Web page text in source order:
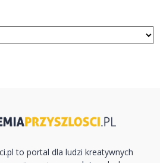
to portal dla ludzi kreatywnych